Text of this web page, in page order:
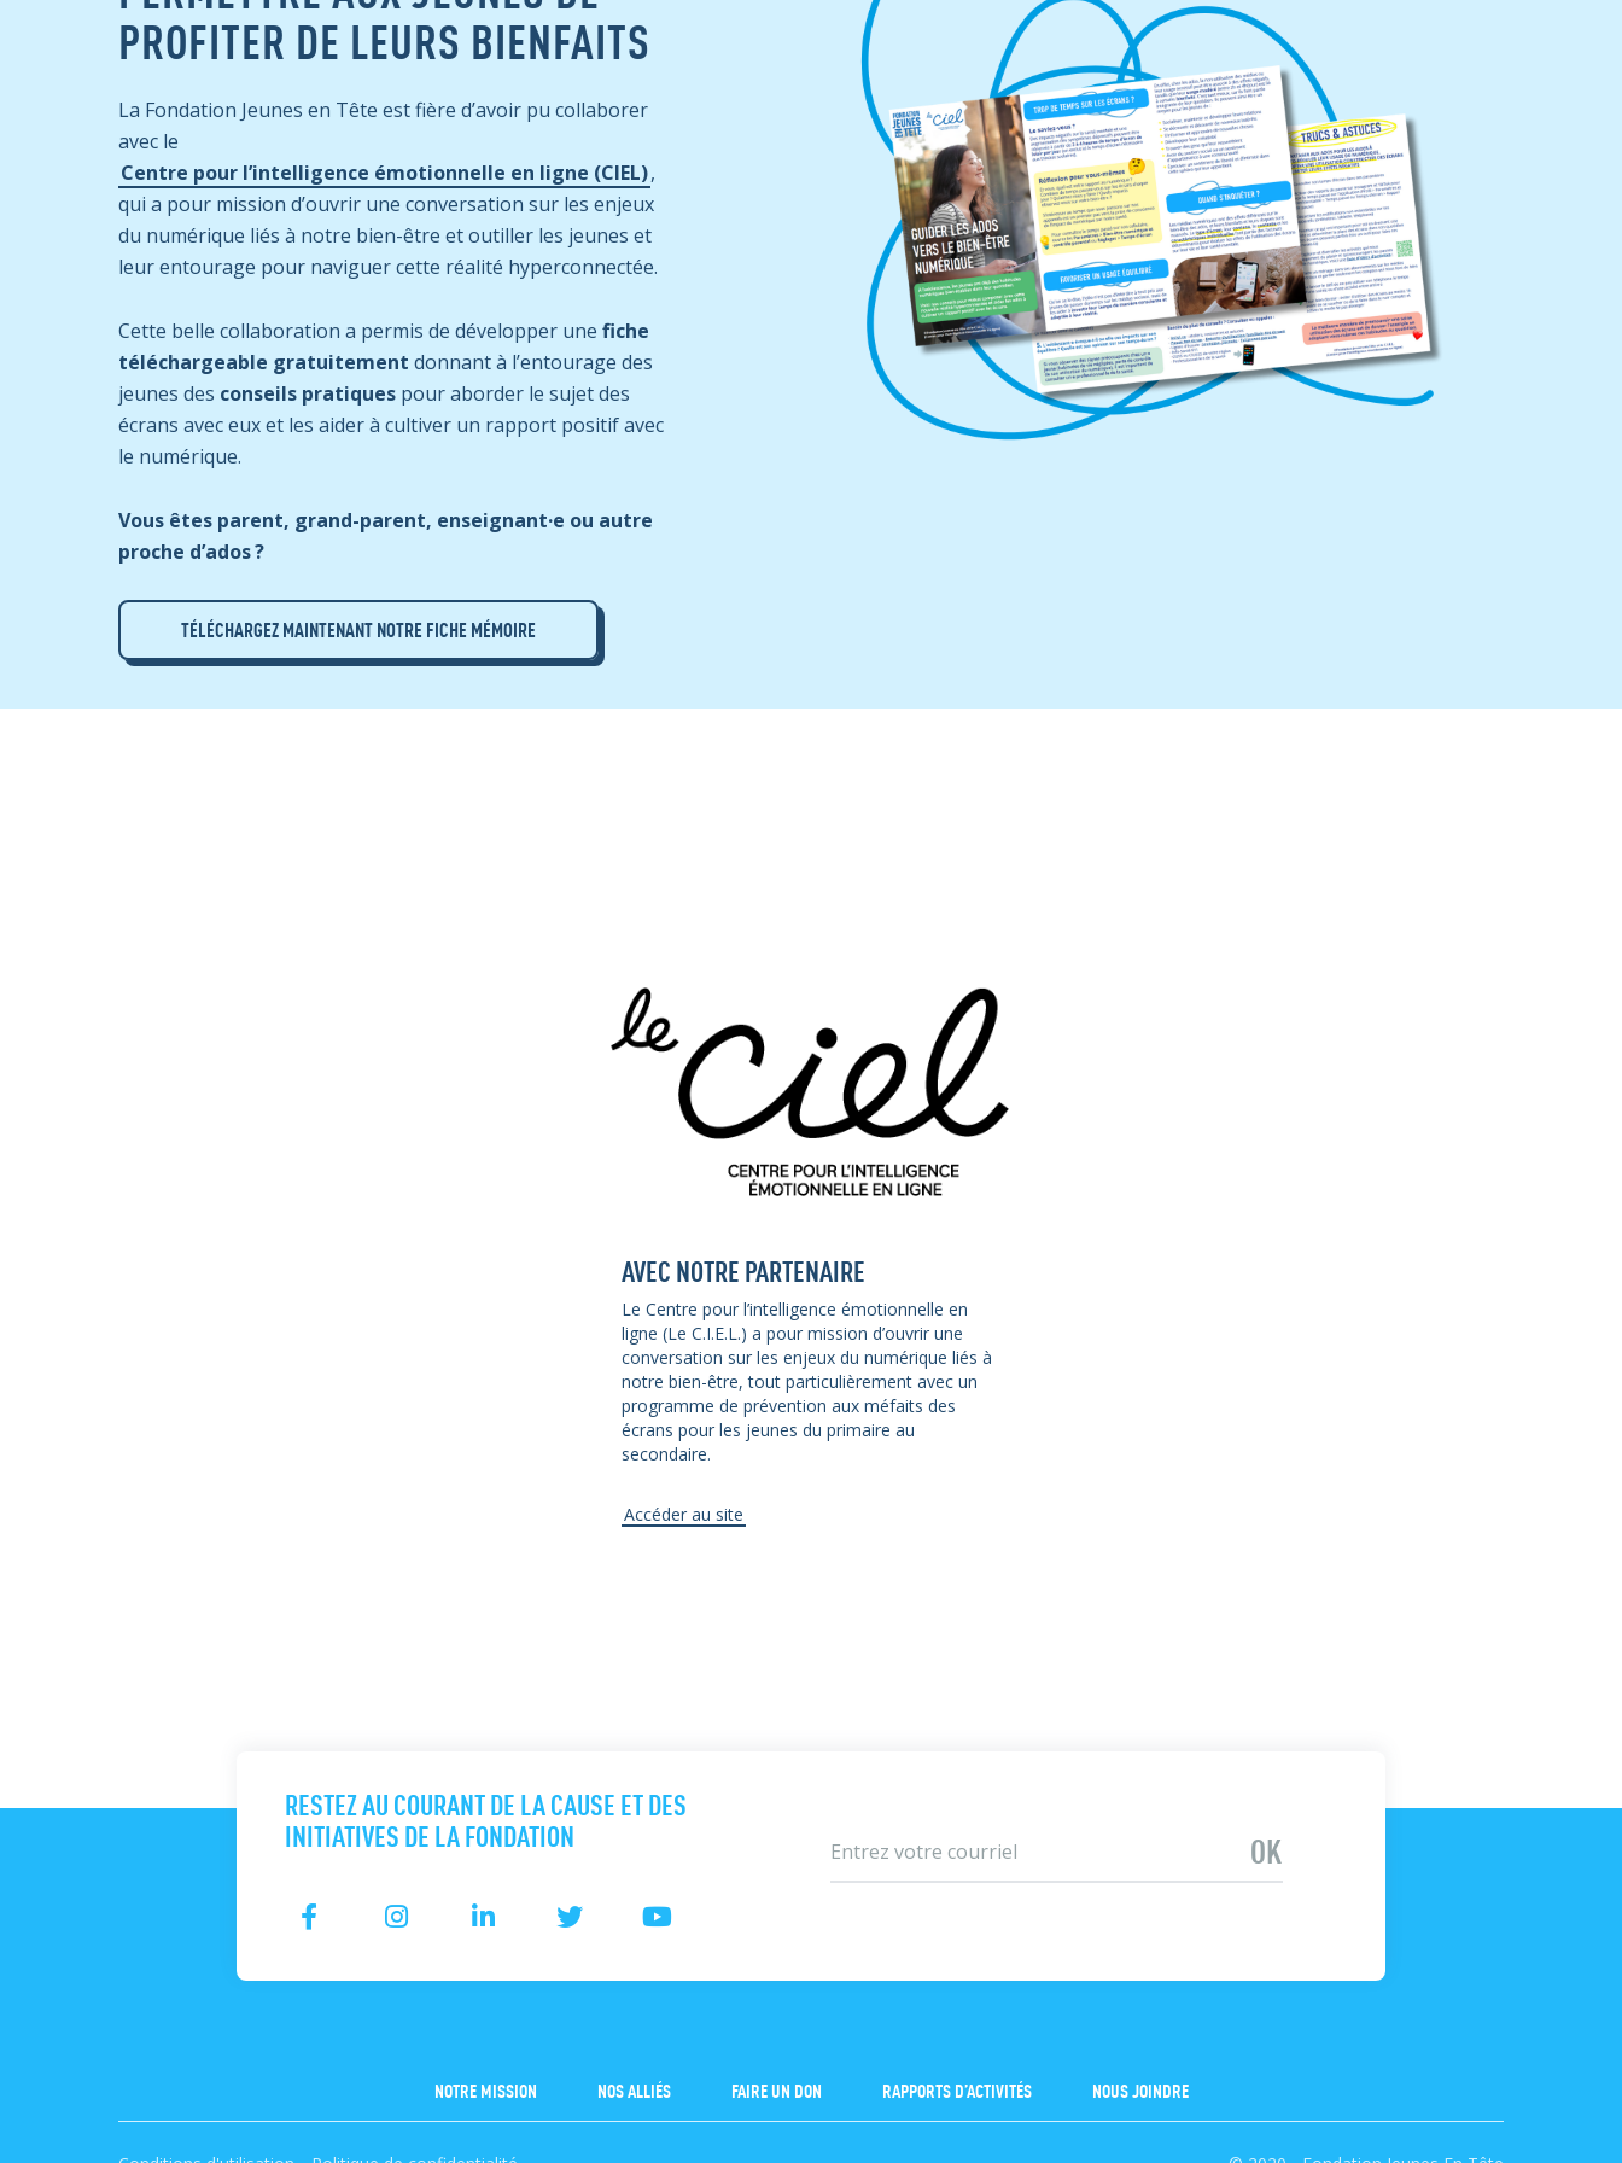
PROFITER DE LEURS BIENFAITS
La Fondation Jeunes en Tête est fière d’avoir pu collaborer
avec le
Centre pour l’intelligence émotionnelle en ligne (CIEL),
qui a pour mission d’ouvrir une conversation sur les enjeux
du numérique liés à notre bien-être et outiller les jeunes et
leur entourage pour naviguer cette réalité hyperconnectée.
Cette belle collaboration a permis de développer une fiche
téléchargeable gratuitement donnant à l’entourage des
jeunes des conseils pratiques pour aborder le sujet des
écrans avec eux et les aider à cultiver un rapport positif avec
le numérique.
Vous êtes parent, grand-parent, enseignant·e ou autre
proche d’ados ?
TÉLÉCHARGEZ MAINTENANT NOTRE FICHE MÉMOIRE
AVEC NOTRE PARTENAIRE
Le Centre pour l’intelligence émotionnelle en
ligne (Le C.I.E.L.) a pour mission d’ouvrir une
conversation sur les enjeux du numérique liés à
notre bien-être, tout particulièrement avec un
programme de prévention aux méfaits des
écrans pour les jeunes du primaire au
secondaire.
Accéder au site
RESTEZ AU COURANT DE LA CAUSE ET DES
INITIATIVES DE LA FONDATION
NOTRE MISSION NOS ALLIÉS FAIRE UN DON RAPPORTS D’ACTIVITÉS NOUS JOINDRE